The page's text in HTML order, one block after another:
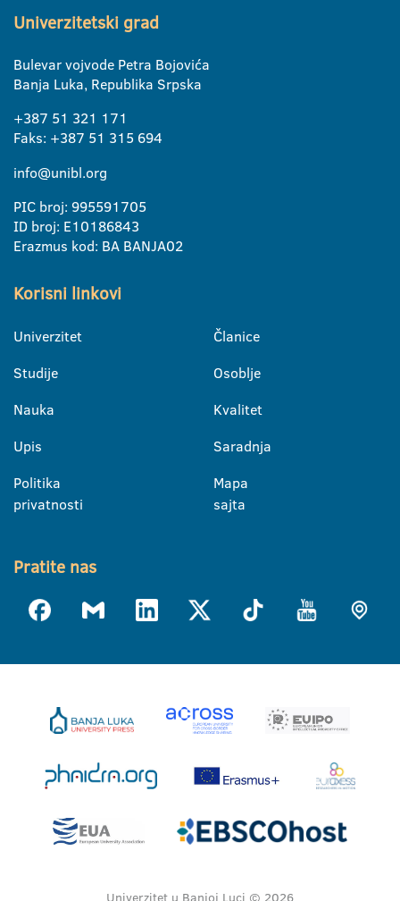
Univerzitetski grad
Bulevar vojvode Petra Bojovića
Banja Luka, Republika Srpska
+387 51 321 171
Faks: +387 51 315 694
info@unibl.org
PIC broj: 995591705
ID broj: E10186843
Erazmus kod: BA BANJA02
Korisni linkovi
Univerzitet
Studije
Nauka
Upis
Politika
privatnosti
Članice
Osoblje
Kvalitet
Saradnja
Mapa
sajta
Pratite nas